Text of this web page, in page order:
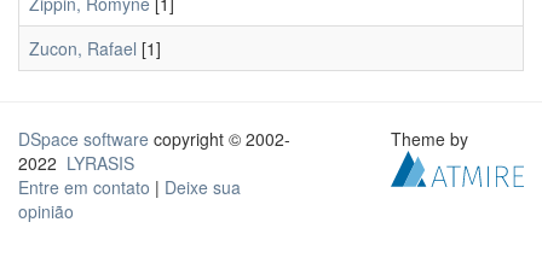
Zucon, Rafael [1]
DSpace software copyright © 2002-
2022 LYRASIS
Entre em contato | Deixe sua
opinião
Theme by